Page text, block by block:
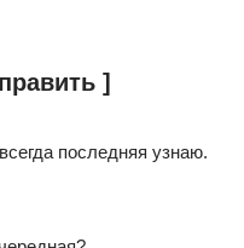
]
последняя узнаю.